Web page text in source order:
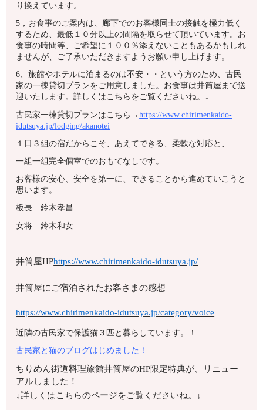
り換えています。
5，お食事のご案内は、廊下でのお客様同士の接触を極力低く
するため、最低１０分以上の間隔を取らせて頂いています。お
食事の時間等、ご希望に１００％添えないこともあるかもしれ
ませんが、ご了承いただきますようお願い申し上げます。
6、旅館やホテルに泊まるのは不安・・という方のため、古民
家の一棟貸切プランをご用意しました。お食事は井筒屋まで送
迎いたします。詳しくはこちらをご覧くださいね。↓
古民家一棟貸切プランはこちら→https://www.chirimenkaido-
idutsuya.jp/lodging/akanotei
１日３組の宿だからこそ、あえてできる、柔軟な対応と、
一組一組完全個室でのおもてなしです。
お客様の安心、安全を第一に、できることから進めていこうと
思います。
板長 鈴木孝昌
女将 鈴木和女
井筒屋HPhttps://www.chirimenkaido-idutsuya.jp/
井筒屋にご宿泊されたお客さまの感想
https://www.chirimenkaido-idutsuya.jp/category/voice
近隣の古民家で保護猫３匹と暮らしています。！
古民家と猫のブログはじめました！
ちりめん街道料理旅館井筒屋のHP限定特典が、リニュー
アルしました！
↓詳しくはこちらのページをご覧くださいね。↓